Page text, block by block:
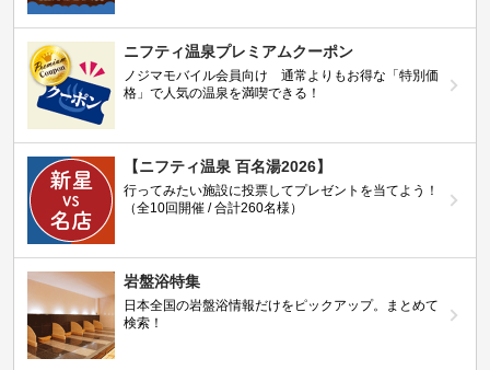
ニフティ温泉プレミアムクーポン
ノジマモバイル会員向け 通常よりもお得な「特別価
格」で人気の温泉を満喫できる！
【ニフティ温泉 百名湯2026】
行ってみたい施設に投票してプレゼントを当てよう！
（全10回開催 / 合計260名様）
岩盤浴特集
日本全国の岩盤浴情報だけをピックアップ。まとめて
検索！